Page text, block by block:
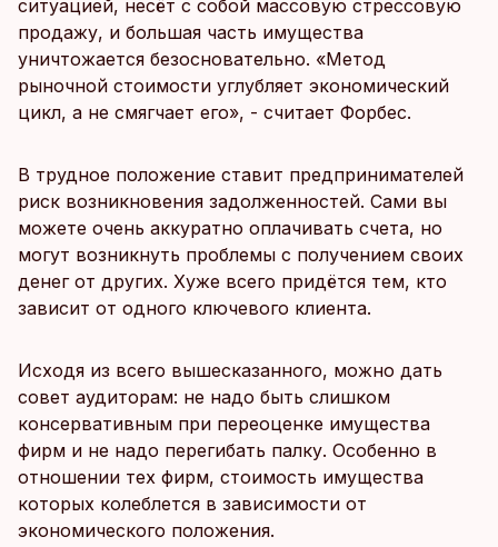
ситуацией, несёт с собой массовую стрессовую
продажу, и большая часть имущества
уничтожается безосновательно. «Метод
рыночной стоимости углубляет экономический
цикл, а не смягчает его», - считает Форбес.
В трудное положение ставит предпринимателей
риск возникновения задолженностей. Сами вы
можете очень аккуратно оплачивать счета, но
могут возникнуть проблемы с получением своих
денег от других. Хуже всего придётся тем, кто
зависит от одного ключевого клиента.
Исходя из всего вышесказанного, можно дать
совет аудиторам: не надо быть слишком
консервативным при переоценке имущества
фирм и не надо перегибать палку. Особенно в
отношении тех фирм, стоимость имущества
которых колеблется в зависимости от
экономического положения.